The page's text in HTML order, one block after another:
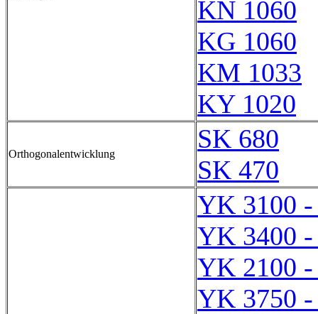
KN 1060
KG 1060
KM 1033
KY 1020
Orthogonalentwicklung
SK 680
SK 470
YK 3100
YK 3400
YK 2100
YK 3750